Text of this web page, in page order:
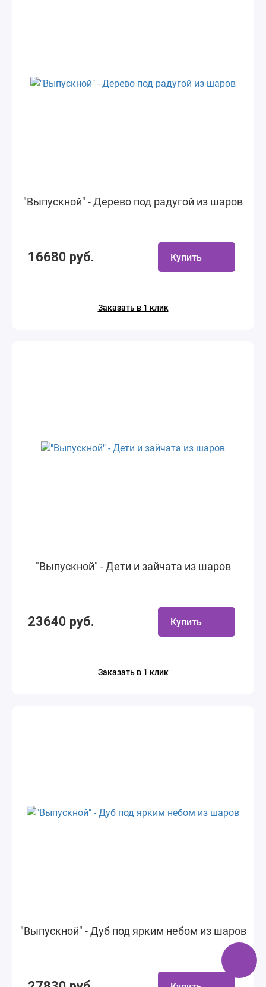
"Выпускной" - Дерево под радугой из шаров
16680 руб. Купить
Заказать в 1 клик
"Выпускной" - Дети и зайчата из шаров
23640 руб. Купить
Заказать в 1 клик
"Выпускной" - Дуб под ярким небом из шаров